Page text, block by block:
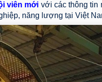
viên mới với các thông tin
năng lượng tại Việt